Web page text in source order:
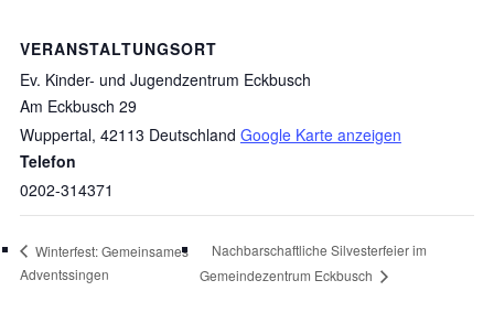
VERANSTALTUNGSORT
Ev. Kinder- und Jugendzentrum Eckbusch
Am Eckbusch 29
Wuppertal, 42113 Deutschland Google Karte anzeigen
Telefon
0202-314371
Winterfest: Gemeinsames
Adventssingen
Nachbarschaftliche Silvesterfeier im
Gemeindezentrum Eckbusch